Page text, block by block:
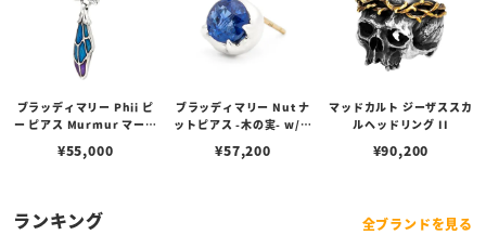
ブラッディマリー Phii ピ
ー ピアス Murmur マーマ
¥55,000
ブラッディマリー Nut ナ
ットピアス -木の実- w/カ
¥57,200
マッドカルト ジーザススカ
ルヘッドリング II
¥90,200
ランキング 全ブランドを見る